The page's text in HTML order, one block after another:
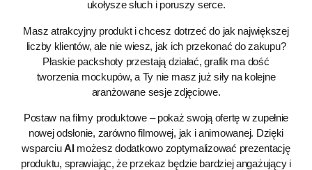
ukołysze słuch i poruszy serce.
Masz atrakcyjny produkt i chcesz dotrzeć do jak największej
liczby klientów, ale nie wiesz, jak ich przekonać do zakupu?
Płaskie packshoty przestają działać, grafik ma dość
tworzenia mockupów, a Ty nie masz już siły na kolejne
aranżowane sesje zdjęciowe.
Postaw na filmy produktowe – pokaż swoją ofertę w zupełnie
nowej odsłonie, zarówno filmowej, jak i animowanej. Dzięki
wsparciuAImożesz dodatkowo zoptymalizować prezentację
produktu, sprawiając, że przekaz będzie bardziej angażujący i